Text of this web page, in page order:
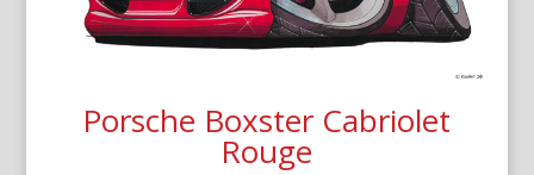
Porsche Boxster Cabriolet
Rouge